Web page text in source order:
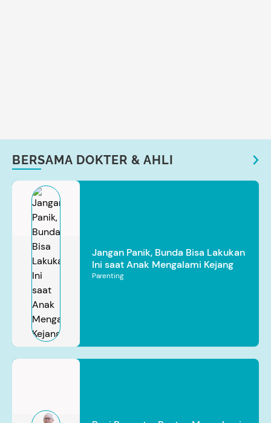
BERSAMA DOKTER & AHLI
Jangan Panik, Bunda Bisa Lakukan
Ini saat Anak Mengalami Kejang
Parenting